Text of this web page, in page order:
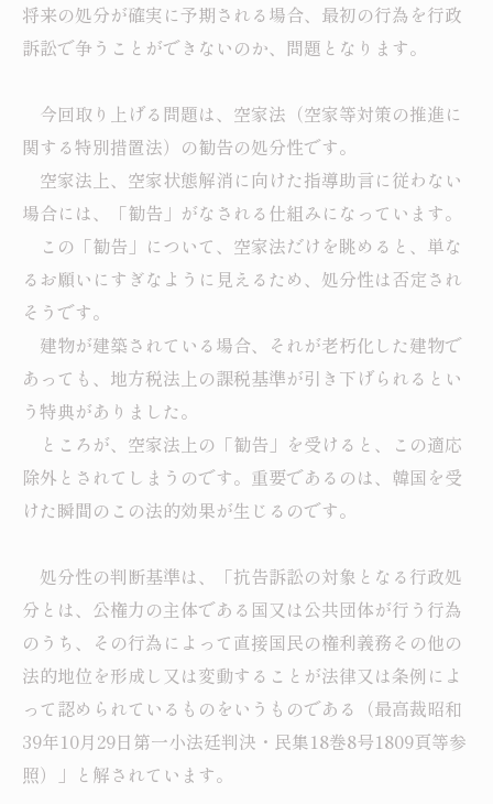
将来の処分が確実に予期される場合、最初の行為を行政
訴訟で争うことができないのか、問題となります。
今回取り上げる問題は、空家法（空家等対策の推進に
関する特別措置法）の勧告の処分性です。
空家法上、空家状態解消に向けた指導助言に従わない
場合には、「勧告」がなされる仕組みになっています。
この「勧告」について、空家法だけを眺めると、単な
るお願いにすぎなように見えるため、処分性は否定され
そうです。
建物が建築されている場合、それが老朽化した建物で
あっても、地方税法上の課税基準が引き下げられるとい
う特典がありました。
ところが、空家法上の「勧告」を受けると、この適応
除外とされてしまうのです。重要であるのは、韓国を受
けた瞬間のこの法的効果が生じるのです。
処分性の判断基準は、「抗告訴訟の対象となる行政処
分とは、公権力の主体である国又は公共団体が行う行為
のうち、その行為によって直接国民の権利義務その他の
法的地位を形成し又は変動することが法律又は条例によ
って認められているものをいうものである（最高裁昭和
39年10月29日第一小法廷判決・民集18巻8号1809頁等参
照）」と解されています。